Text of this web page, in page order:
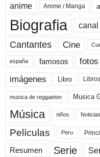
anime Anime / Manga
Biografia canal
Cantantes Cine
españa famosos fotos
imágenes Libro Libros
musica de reggaeton Musica
Música niños
Películas Peru
Resumen Serie